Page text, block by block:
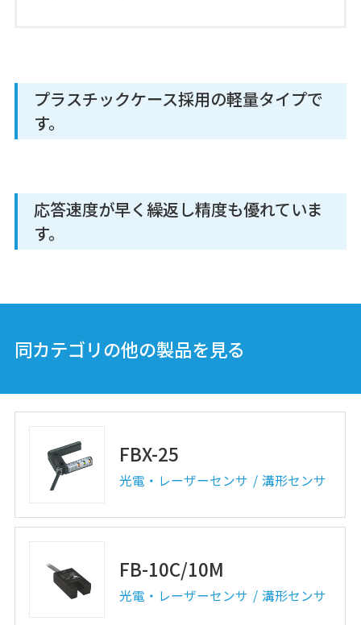
プラスチックケース採用の軽量タイプで
す。
応答速度が早く繰返し精度も優れていま
す。
同カテゴリの他の製品を見る
FBX-25
光電・レーザーセンサ 溝形センサ
FB-10C/10M
光電・レーザーセンサ 溝形センサ